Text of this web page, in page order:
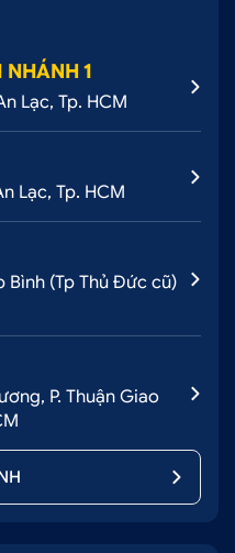
NHÁNH 1
Lạc, Tp. HCM
Lạc, Tp. HCM
Bình (Tp Thủ Đức cũ)
P. Thuận Giao